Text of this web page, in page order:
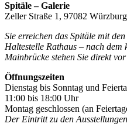
Spitäle – Galerie
Zeller Straße 1, 97082
Sie erreichen das Spitäle mit
Haltestelle Rathaus – nach dem
Mainbrücke stehen Sie direkt
Öffnungszeiten
Dienstag bis Sonntag und
11:00 bis 18:00 Uhr
Montag geschlossen (an
Der Eintritt zu den